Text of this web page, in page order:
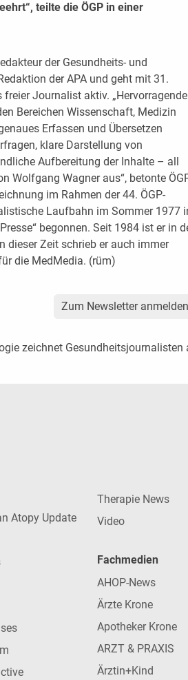
teilte die ÖGP in einer
der Gesundheits- und
der APA und geht mit 31.
Journalist aktiv. „Hervorragende
Bereichen Wissenschaft, Medizin
Erfassen und Übersetzen
klare Darstellung von
Aufbereitung der Inhalte – all
Wolfgang Wagner aus“, betonte
im Rahmen der 44. ÖGP-
Laufbahn im Sommer 1977
begonnen. Seit 1984 ist er in
dieser Zeit schrieb er auch immer
die MedMedia. (rüm)
Zum Newsletter anmelden
zeichnet Gesundheitsjournalisten
Atopy Update
Therapie News
Video
Fachmedien
AHOP-News
Ärzte Krone
Apotheker Krone
ARZT & PRAXIS
Ärztin+Kind